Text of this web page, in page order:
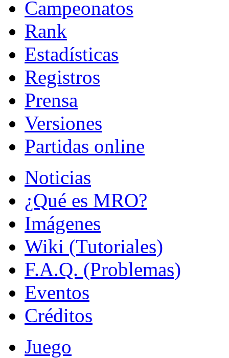
Campeonatos
Rank
Estadísticas
Registros
Prensa
Versiones
Partidas online
Noticias
¿Qué es MRO?
Imágenes
Wiki (Tutoriales)
F.A.Q. (Problemas)
Eventos
Créditos
Juego